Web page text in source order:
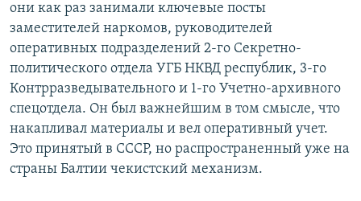
они как раз занимали ключевые посты
заместителей наркомов, руководителей
оперативных подразделений 2-го Секретно-
политического отдела УГБ НКВД республик, 3-го
Контрразведывательного и 1-го Учетно-архивного
спецотдела. Он был важнейшим в том смысле, что
накапливал материалы и вел оперативный учет.
Это принятый в СССР, но распространенный уже на
страны Балтии чекистский механизм.